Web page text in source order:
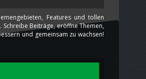
Features und tollen
Beiträge, eröffne Themen,
und gemeinsam zu wachsen!